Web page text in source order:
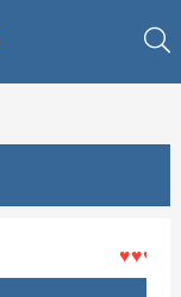
♥♥♥着メ